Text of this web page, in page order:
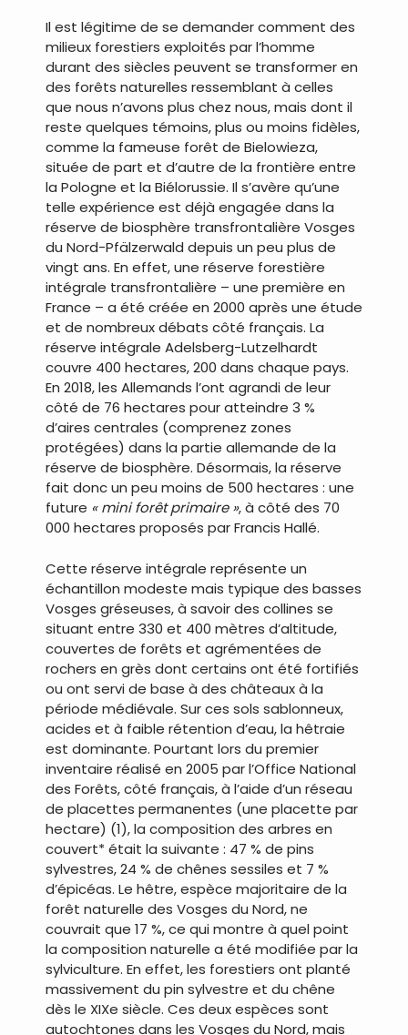
Il est légitime de se demander comment des
milieux forestiers exploités par l’homme
durant des siècles peuvent se transformer en
des forêts naturelles ressemblant à celles
que nous n’avons plus chez nous, mais dont il
reste quelques témoins, plus ou moins fidèles,
comme la fameuse forêt de Bielowieza,
située de part et d’autre de la frontière entre
la Pologne et la Biélorussie. Il s’avère qu’une
telle expérience est déjà engagée dans la
réserve de biosphère transfrontalière Vosges
du Nord-Pfälzerwald depuis un peu plus de
vingt ans. En effet, une réserve forestière
intégrale transfrontalière – une première en
France – a été créée en 2000 après une étude
et de nombreux débats côté français. La
réserve intégrale Adelsberg-Lutzelhardt
couvre 400 hectares, 200 dans chaque pays.
En 2018, les Allemands l’ont agrandi de leur
côté de 76 hectares pour atteindre 3 %
d’aires centrales (comprenez zones
protégées) dans la partie allemande de la
réserve de biosphère. Désormais, la réserve
fait donc un peu moins de 500 hectares : une
future « mini forêt primaire », à côté des 70
000 hectares proposés par Francis Hallé.
Cette réserve intégrale représente un
échantillon modeste mais typique des basses
Vosges gréseuses, à savoir des collines se
situant entre 330 et 400 mètres d’altitude,
couvertes de forêts et agrémentées de
rochers en grès dont certains ont été fortifiés
ou ont servi de base à des châteaux à la
période médiévale. Sur ces sols sablonneux,
acides et à faible rétention d’eau, la hêtraie
est dominante. Pourtant lors du premier
inventaire réalisé en 2005 par l’Office National
des Forêts, côté français, à l’aide d’un réseau
de placettes permanentes (une placette par
hectare) (1), la composition des arbres en
couvert* était la suivante : 47 % de pins
sylvestres, 24 % de chênes sessiles et 7 %
d’épicéas. Le hêtre, espèce majoritaire de la
forêt naturelle des Vosges du Nord, ne
couvrait que 17 %, ce qui montre à quel point
la composition naturelle a été modifiée par la
sylviculture. En effet, les forestiers ont planté
massivement du pin sylvestre et du chêne
dès le XIXe siècle. Ces deux espèces sont
autochtones dans les Vosges du Nord, mais